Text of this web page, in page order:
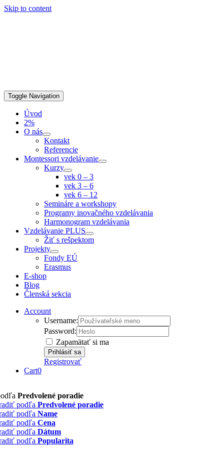
Skip to content
Toggle Navigation
Úvod
2%
O nás
Kontakt
Referencie
Montessori vzdelávanie
Kurzy
vek 0 – 3
vek 3 – 6
vek 6 – 12
Semináre a workshopy
Programy inovačného vzdelávania
Harmonogram vzdelávania
Vzdelávanie PLUS
Žiť s rešpektom
Projekty
Fondy EÚ
Erasmus
E-shop
Blog
Členská sekcia
Account
Username:
Password:
Zapamätať si ma
Registrovať
Cart0
Predvolené poradie
podľa Predvolené poradie
podľa Name
podľa Cena
podľa Dátum
podľa Popularita